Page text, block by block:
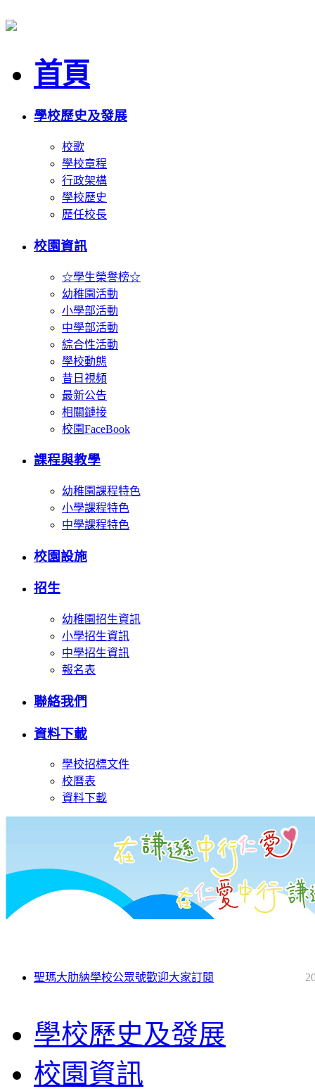
首頁
學校歷史及發展
校歌
學校章程
行政架構
學校歷史
歷任校長
校園資訊
☆學生榮譽榜☆
幼稚園活動
小學部活動
中學部活動
綜合性活動
學校動態
昔日視頻
最新公告
相關鏈接
校園FaceBook
課程與教學
幼稚園課程特色
小學課程特色
中學課程特色
校園設施
招生
幼稚園招生資訊
小學招生資訊
中學招生資訊
報名表
聯絡我們
資料下載
學校招標文件
校曆表
資料下載
聖瑪大肋納學校公眾號歡迎大家訂閱
學校歷史及發展
校園資訊